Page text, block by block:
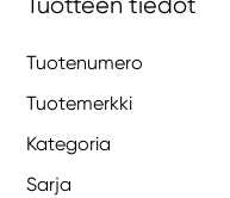
Tuotenumero
Tuotemerkki
Kategoria
Sarja